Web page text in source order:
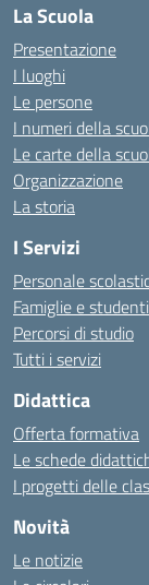
La Scuola
Presentazione
I luoghi
Le persone
I numeri della
Le carte della
Organizzazione
La storia
I Servizi
Personale
Famiglie e studenti
Percorsi di studio
Tutti i servizi
Didattica
Offerta formativa
Le schede
I progetti delle
Novità
Le notizie